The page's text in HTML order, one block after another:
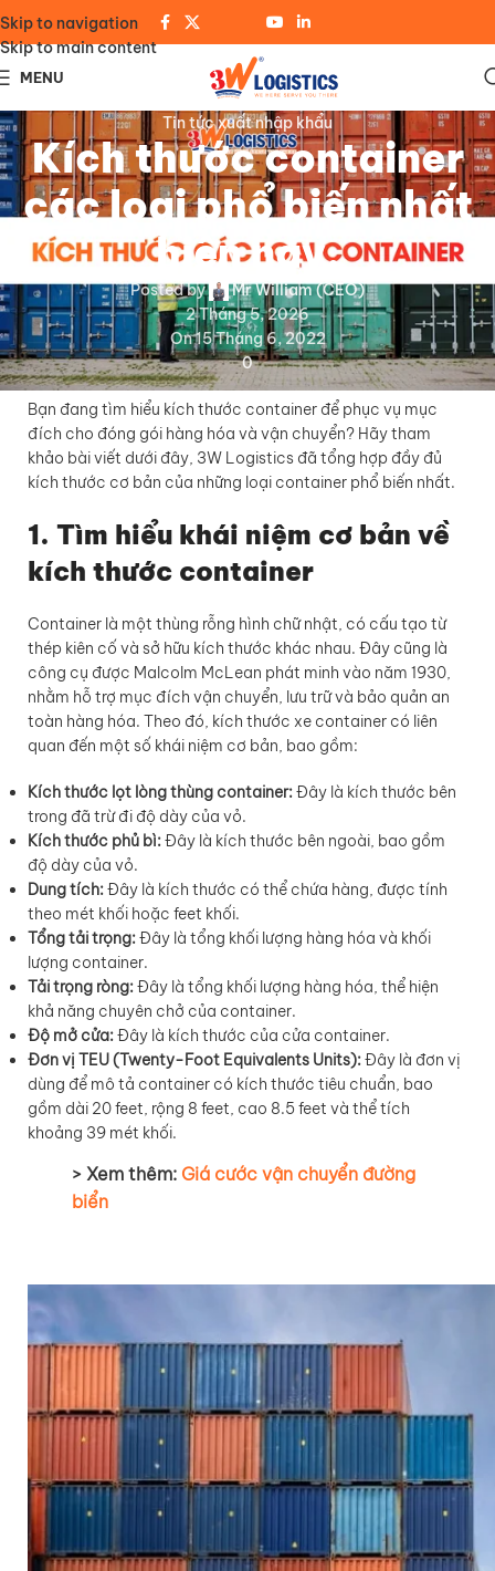
Skip to navigation
Skip to main content
MENU
Tin tức xuất nhập khẩu
Kích thước container
các loại phổ biến nhất
hiện nay.
Posted by
Mr William (CEO)
2 Tháng 5, 2026
On 15 Tháng 6, 2022
0
Bạn đang tìm hiểu kích thước container để phục vụ mục
đích cho đóng gói hàng hóa và vận chuyển? Hãy tham
khảo bài viết dưới đây, 3W Logistics đã tổng hợp đầy đủ
kích thước cơ bản của những loại container phổ biến nhất.
1. Tìm hiểu khái niệm cơ bản về
kích thước container
Container là một thùng rỗng hình chữ nhật, có cấu tạo từ
thép kiên cố và sở hữu kích thước khác nhau. Đây cũng là
công cụ được Malcolm McLean phát minh vào năm 1930,
nhằm hỗ trợ mục đích vận chuyển, lưu trữ và bảo quản an
toàn hàng hóa. Theo đó, kích thước xe container có liên
quan đến một số khái niệm cơ bản, bao gồm:
Kích thước lọt lòng thùng container:Đây là kích thước bên
trong đã trừ đi độ dày của vỏ.
Kích thước phủ bì:Đây là kích thước bên ngoài, bao gồm
độ dày của vỏ.
Dung tích:Đây là kích thước có thể chứa hàng, được tính
theo mét khối hoặc feet khối.
Tổng tải trọng:Đây là tổng khối lượng hàng hóa và khối
lượng container.
Tải trọng ròng:Đây là tổng khối lượng hàng hóa, thể hiện
khả năng chuyên chở của container.
Độ mở cửa:Đây là kích thước của cửa container.
Đơn vị TEU (Twenty-Foot Equivalents Units):Đây là đơn vị
dùng để mô tả container có kích thước tiêu chuẩn, bao
gồm dài 20 feet, rộng 8 feet, cao 8.5 feet và thể tích
khoảng 39 mét khối.
> Xem thêm: Giá cước vận chuyển đường
biển